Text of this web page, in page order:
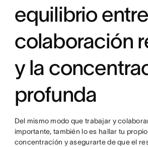
equilibrio
colaboración
y la
profunda
Del mismo modo que trabajar y
importante, también lo es hallar tu
concentración y asegurarte de que el